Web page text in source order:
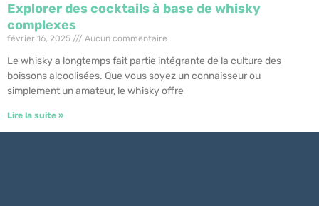
Explorer des cocktails à base de whisky
complexes
février 16, 2025 Aucun commentaire
Le whisky a longtemps fait partie intégrante de la culture des
boissons alcoolisées. Que vous soyez un connaisseur ou
simplement un amateur, le whisky offre
Lire la suite »